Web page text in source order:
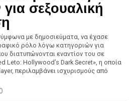
σεξουαλική
με δημοσιεύματα, να έχασε
ρόλο λόγω κατηγοριών για
διατυπώνονται εναντίον του σε
Leto: Hollywood’s Dark Secret», η οποία
περιλαμβάνει ισχυρισμούς από